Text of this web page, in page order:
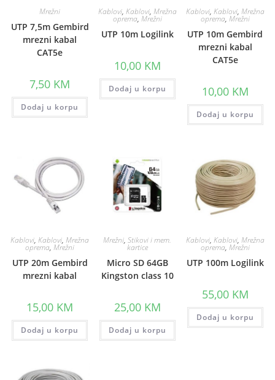
Mrežni
UTP 7,5m Gembird
mrezni kabal
CAT5e
7,50 KM
Dodaj u korpu
Kablovi, Kablovi, Mrežna
oprema, Mrežni
UTP 10m Logilink
10,00 KM
Dodaj u korpu
Kablovi, Kablovi, Mrežna
oprema, Mrežni
UTP 10m Gembird
mrezni kabal
CAT5e
10,00 KM
Dodaj u korpu
Kablovi,Kablovi,Mrežna
oprema,Mrežni
UTP 20m Gembird
mrezni kabal
15,00 KM
Dodaj u korpu
Mrežni,Stikovi i mem.
kartice
Micro SD 64GB
Kingston class 10
25,00 KM
Dodaj u korpu
Kablovi, Kablovi, Mrežna
oprema, Mrežni
UTP 100m Logilink
55,00 KM
Dodaj u korpu